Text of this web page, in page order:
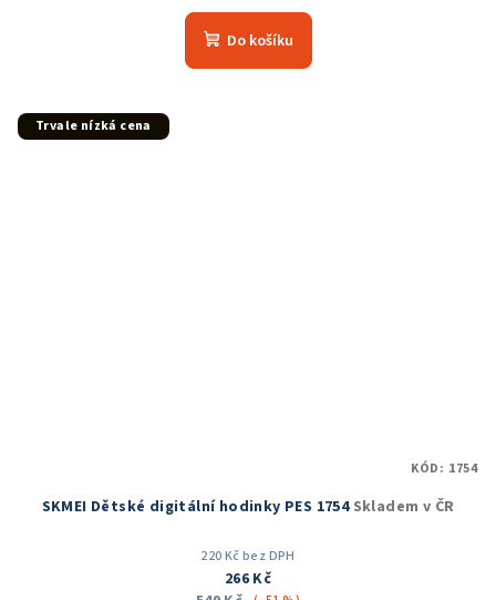
hodnocení
produktu
Do košíku
Trvale nízká cena
SKMEI Dětské digitální hodinky PES 1754Skladem v ČR
220 Kč bez DPH
266 Kč
KÓD: 1754